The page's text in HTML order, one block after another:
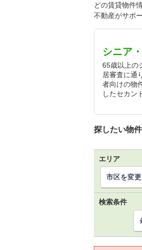
どの賃貸物件
不動産がサポ
シニア
65歳以上の
居審査に通
者向けの物
したセカン
探したい物
エリア
市区を変
検索条件